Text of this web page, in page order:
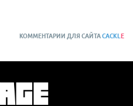
КОММЕНТАРИИ ДЛЯ САЙТАCACKL E